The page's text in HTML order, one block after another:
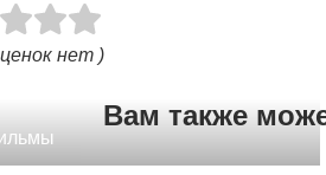
нет )
Вам также